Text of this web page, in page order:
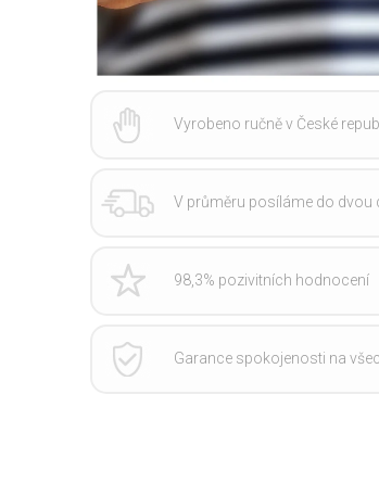
Vyrobeno ručně v České
V průměru posíláme do dvou
98,3% pozivitních hodnocení
Garance spokojenosti na